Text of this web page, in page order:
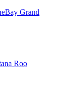
Grand
Roo